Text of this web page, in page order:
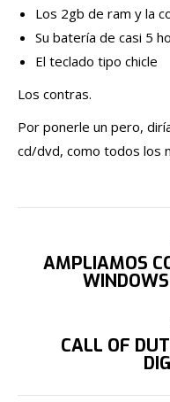
Los 2gb de ram y la
Su batería de casi 5
El teclado tipo chicle
Los contras.
Por ponerle un pero,
cd/dvd, como todos los
ENTRE
AMPLIAMOS
CALL OF